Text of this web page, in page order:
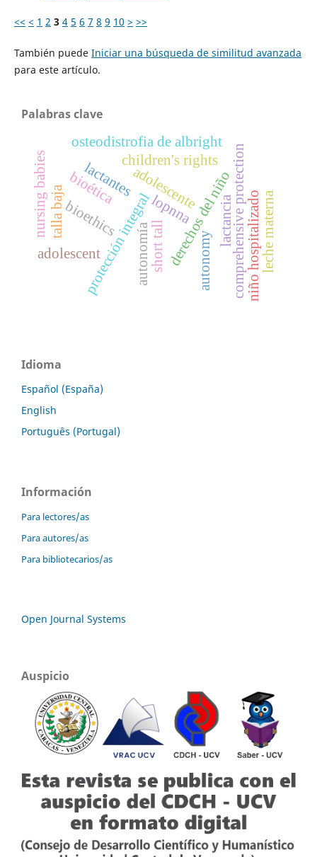
<< < 1 2 3 4 5 6 7 8 9 10 > >>
También puede Iniciar una búsqueda de similitud avanzada
para este artículo.
Palabras clave
bioética
autonomía derechos del niño
protección integral
adolescente
bioethics
autonomy comprehensive protection
adolescent
lopnna niño hospitalizado
children's rights
osteodistrofia de albright
lactancia leche materna
talla baja
short tall
lactantes
nursing babies
Idioma
Español (España)
English
Português (Portugal)
Información
Para lectores/as
Para autores/as
Para bibliotecarios/as
Open Journal Systems
Auspicio